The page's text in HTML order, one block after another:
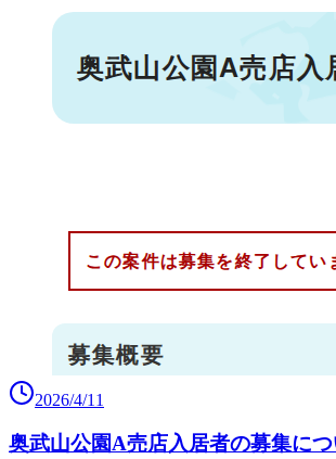
2026/4/11
奥武山公園A売店入居者の募集に